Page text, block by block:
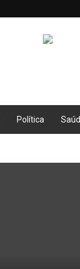
Política